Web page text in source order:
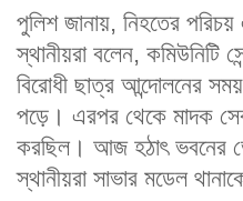
পুলিশ জানায়, নিহতের
স্থানীয়রা বলেন, কমিউনিটি
বিরোধী ছাত্র আন্দোলনের
পড়ে। এরপর থেকে মাদক
করছিল। আজ হঠাৎ ভবনের
স্থানীয়রা সাভার মডেল